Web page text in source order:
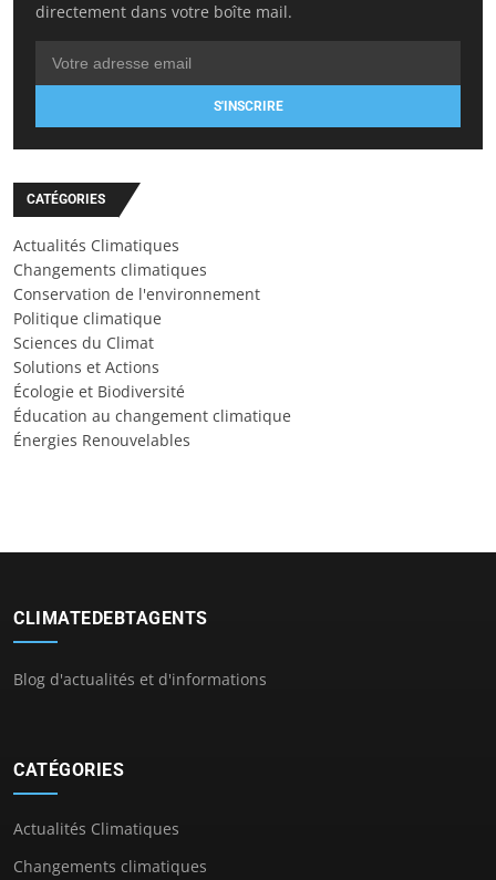
directement dans votre boîte mail.
S'INSCRIRE
CATÉGORIES
Actualités Climatiques
Changements climatiques
Conservation de l'environnement
Politique climatique
Sciences du Climat
Solutions et Actions
Écologie et Biodiversité
Éducation au changement climatique
Énergies Renouvelables
CLIMATEDEBTAGENTS
Blog d'actualités et d'informations
CATÉGORIES
Actualités Climatiques
Changements climatiques